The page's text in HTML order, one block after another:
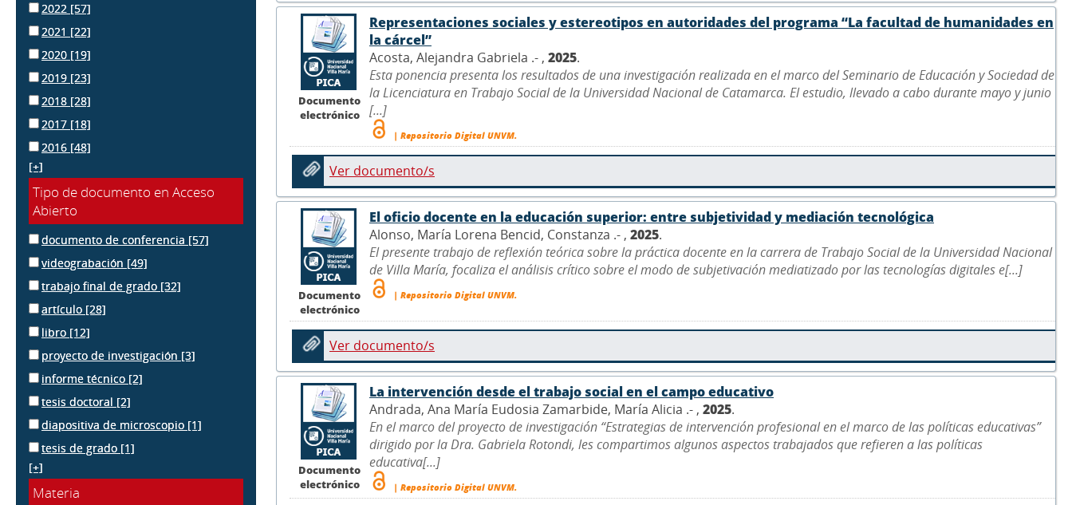
2022 [57]
2021 [22]
2020 [19]
2019 [23]
2018 [28]
2017 [18]
2016 [48]
[+]
Tipo de documento en Acceso
Abierto
documento de conferencia [57]
videograbación [49]
trabajo final de grado [32]
artículo [28]
libro [12]
proyecto de investigación [3]
informe técnico [2]
tesis doctoral [2]
diapositiva de microscopio [1]
tesis de grado [1]
[+]
Materia
Documento
electrónico
Representaciones sociales y estereotipos en autoridades del programa “La facultad de humanidades en
la cárcel”
Acosta, Alejandra Gabriela .- , 2025.
Esta ponencia presenta los resultados de una investigación realizada en el marco del Seminario de Educación y Sociedad de
la Licenciatura en Trabajo Social de la Universidad Nacional de Catamarca. El estudio, llevado a cabo durante mayo y junio
[...]
| Repositorio Digital UNVM.
Ver documento/s
Documento
electrónico
El oficio docente en la educación superior: entre subjetividad y mediación tecnológica
Alonso, María Lorena Bencid, Constanza .- , 2025.
El presente trabajo de reflexión teórica sobre la práctica docente en la carrera de Trabajo Social de la Universidad Nacional
de Villa María, focaliza el análisis crítico sobre el modo de subjetivación mediatizado por las tecnologías digitales e[...]
| Repositorio Digital UNVM.
Ver documento/s
Documento
electrónico
La intervención desde el trabajo social en el campo educativo
Andrada, Ana María Eudosia Zamarbide, María Alicia .- , 2025.
En el marco del proyecto de investigación “Estrategias de intervención profesional en el marco de las políticas educativas”
dirigido por la Dra. Gabriela Rotondi, les compartimos algunos aspectos trabajados que refieren a las políticas
educativa[...]
| Repositorio Digital UNVM.